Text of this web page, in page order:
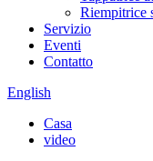
Riempitrice
Servizio
Eventi
Contatto
English
Casa
video